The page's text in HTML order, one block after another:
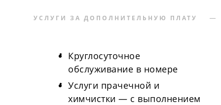
УСЛУГИ ЗА ДОПОЛНИТЕЛЬНУЮ ПЛАТУ
Круглосуточное
обслуживание в номере
Услуги прачечной и
химчистки — с выполнением